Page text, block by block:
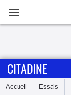
Accueil
CITADINE
Accueil Essais